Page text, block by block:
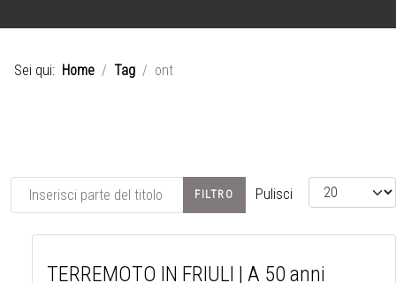
Sei qui: Home Tag ont
Inserisci parte del titolo FILTRO Pulisci Visualizza #
TERREMOTO IN FRIULI | A 50 anni